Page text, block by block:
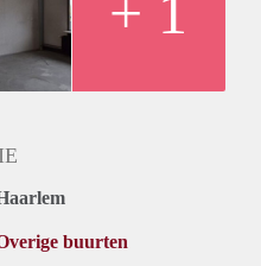
buurten